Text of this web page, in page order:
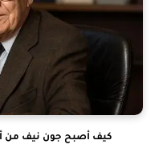
كيف أصبح جون نيف من